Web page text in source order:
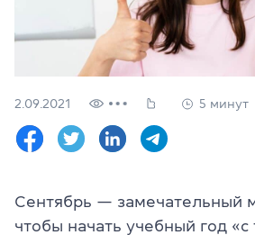
(050) 580 11 00
(063) 580 11 00
г. Киев, метро Золотые Ворота,
Посмотреть на Google Maps
2.09.2021 5 минут
Сентябрь — замечательный
чтобы начать учебный год «с